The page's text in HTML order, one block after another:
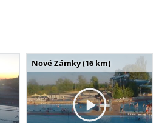
Nové Zámky (16 km)